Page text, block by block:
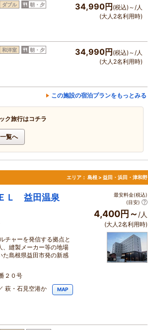
ダブル 朝・夕 34,990円 (税込)～/人
(大人2名利用時)
和洋室 朝・夕 34,990円 (税込)～/人
(大人2名利用時)
この施設の宿泊プランをもっとみる
ク旅行はコチラ
覧へ
エリア： 島根 > 益田・浜田・津和野
Ｌ 益田温泉
チャーを発信する拠点と
、縫製メーカー等の地場
た島根県益田市発の新感
２０号
萩・石見空港か
MAP
最安料金(税込)
(目安)
4,400円～ /人
(大人2名利用時)